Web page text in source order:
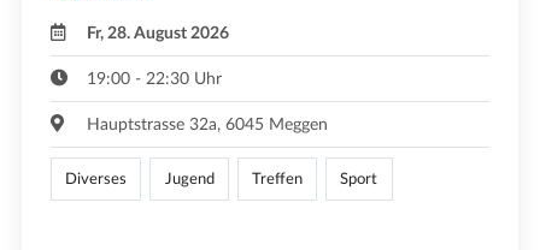
Fr, 28. August 2026
19:00 - 22:30 Uhr
Hauptstrasse 32a, 6045 Meggen
Diverses Jugend Treffen Sport